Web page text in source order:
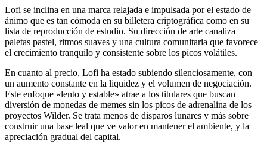
Lofi se inclina en una marca relajada e impulsada por el estado de
ánimo que es tan cómoda en su billetera criptográfica como en su
lista de reproducción de estudio. Su dirección de arte canaliza
paletas pastel, ritmos suaves y una cultura comunitaria que favorece
el crecimiento tranquilo y consistente sobre los picos volátiles.
En cuanto al precio, Lofi ha estado subiendo silenciosamente, con
un aumento constante en la liquidez y el volumen de negociación.
Este enfoque «lento y estable» atrae a los titulares que buscan
diversión de monedas de memes sin los picos de adrenalina de los
proyectos Wilder. Se trata menos de disparos lunares y más sobre
construir una base leal que ve valor en mantener el ambiente, y la
apreciación gradual del capital.